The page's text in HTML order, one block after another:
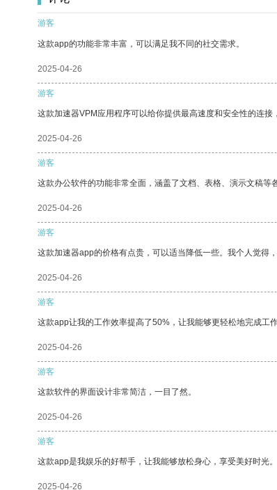
游客
这款app的功能非常丰富，可以满足我不同的社交需求。
2025-04-26
游客
这款加速器VPM应用程序可以给你提供最高速度和安全性的连接
2025-04-26
游客
这款办公软件的功能非常全面，涵盖了文档、表格、演示文稿等
2025-04-26
游客
这款加速器app的价格有点贵，可以适当降低一些。我个人觉得
2025-04-26
游客
这款app让我的工作效率提高了50%，让我能够更轻松地完成工
2025-04-26
游客
这款软件的界面设计非常简洁，一目了然。
2025-04-26
游客
这款app是我娱乐的好帮手，让我能够放松身心，享受美好时光。
2025-04-26